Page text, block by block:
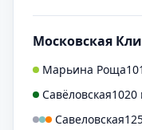
Московская
Марьина Роща
Савёловская1020
Савеловская